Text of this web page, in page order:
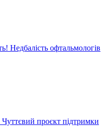
Недбалість офтальмологів
проєкт підтримки